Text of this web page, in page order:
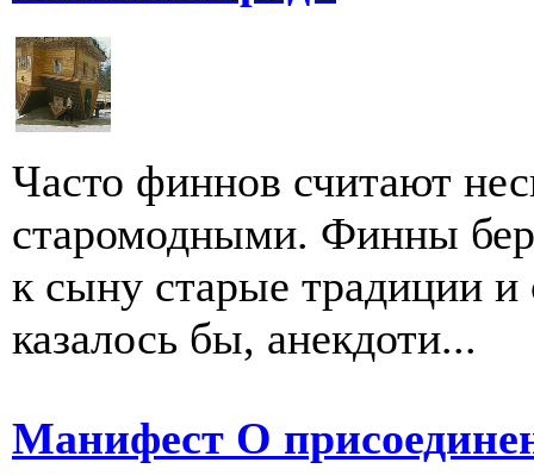
Часто финнов считают
старомодными. Финны
к сыну старые традиции
казалось бы, анекдоти...
Манифест О